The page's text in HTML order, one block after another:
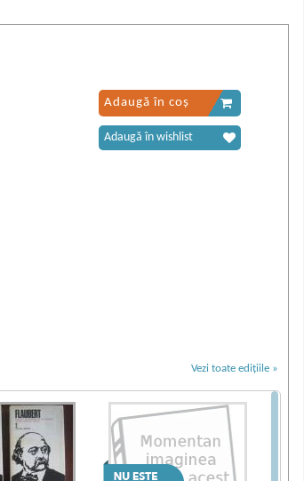
Adaugă în coș
Adaugă în wishlist
Vezi toate edițiile »